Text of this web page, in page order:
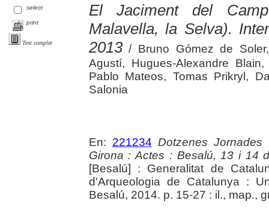
select
print
Text complet
El Jaciment del
Malavella, la Selva).
2013/ Bruno Gómez de
Agustí, Hugues-Alexandre
Pablo Mateos, Tomas Prikryl,
Salonia
En: 221234 Dotzenes
Girona : Actes : Besalú, 13 i 14
[Besalú] : Generalitat de
d'Arqueologia de Catalunya :
Besalú, 2014. p. 15-27 : il., map.,